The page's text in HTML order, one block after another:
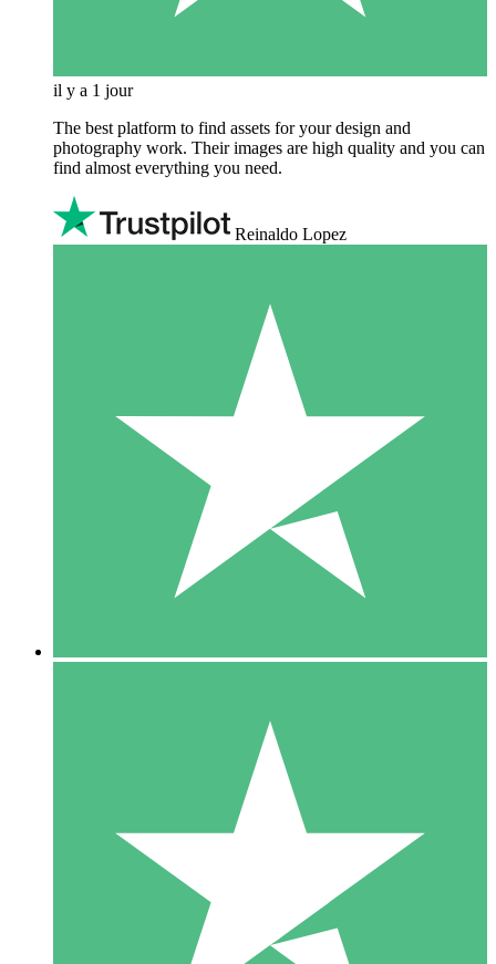
il y a 1 jour
The best platform to find assets for your design and
photography work. Their images are high quality and you can
find almost everything you need.
Reinaldo Lopez